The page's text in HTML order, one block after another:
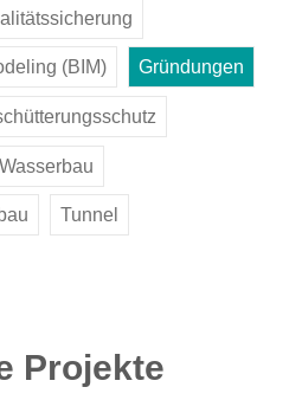
(BIM) Gründungen
Tunnel
Projekte